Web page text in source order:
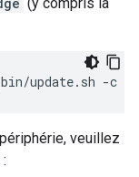
bin/update.sh -c
veuillez